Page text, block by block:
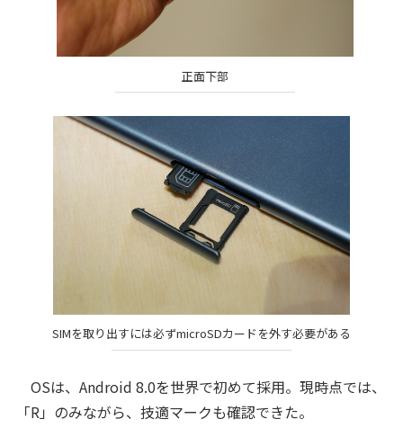
正面下部
SIMを取り出すには必ずmicroSDカードを外す必要がある
OSは、Android 8.0を世界で初めて採用。現時点では、
「R」のみながら、技適マークも確認できた。